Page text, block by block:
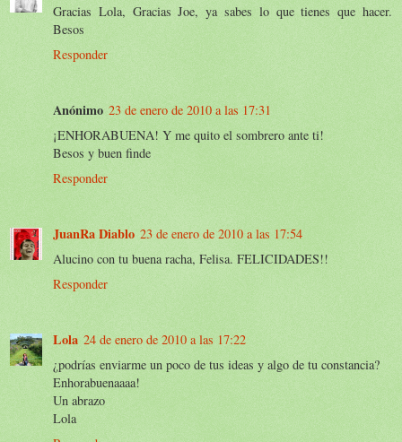
Gracias Lola, Gracias Joe, ya sabes lo que tienes que hacer.
Besos
Responder
Anónimo 23 de enero de 2010 a las 17:31
¡ENHORABUENA! Y me quito el sombrero ante ti!
Besos y buen finde
Responder
JuanRa Diablo 23 de enero de 2010 a las 17:54
Alucino con tu buena racha, Felisa. FELICIDADES!!
Responder
Lola 24 de enero de 2010 a las 17:22
¿podrías enviarme un poco de tus ideas y algo de tu constancia?
Enhorabuenaaaa!
Un abrazo
Lola